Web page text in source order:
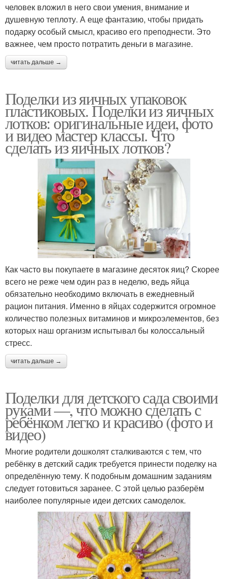
человек вложил в него свои умения, внимание и
душевную теплоту. А еще фантазию, чтобы придать
подарку особый смысл, красиво его преподнести. Это
важнее, чем просто потратить деньги в магазине.
читать дальше →
Поделки из яичных упаковок
пластиковых. Поделки из яичных
лотков: оригинальные идеи, фото
и видео мастер классы. Что
сделать из яичных лотков?
Как часто вы покупаете в магазине десяток яиц? Скорее
всего не реже чем один раз в неделю, ведь яйца
обязательно необходимо включать в ежедневный
рацион питания. Именно в яйцах содержится огромное
количество полезных витаминов и микроэлементов, без
которых наш организм испытывал бы колоссальный
стресс.
читать дальше →
Поделки для детского сада своими
руками —, что можно сделать с
ребёнком легко и красиво (фото и
видео)
Многие родители дошколят сталкиваются с тем, что
ребёнку в детский садик требуется принести поделку на
определённую тему. К подобным домашним заданиям
следует готовиться заранее. С этой целью разберём
наиболее популярные идеи детских самоделок.